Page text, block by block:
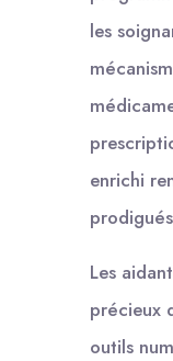
les
enrichi
Les
précieux
outils